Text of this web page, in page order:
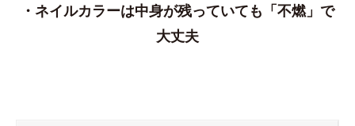
・ネイルカラーは中身が残っていても「不燃」で
大丈夫